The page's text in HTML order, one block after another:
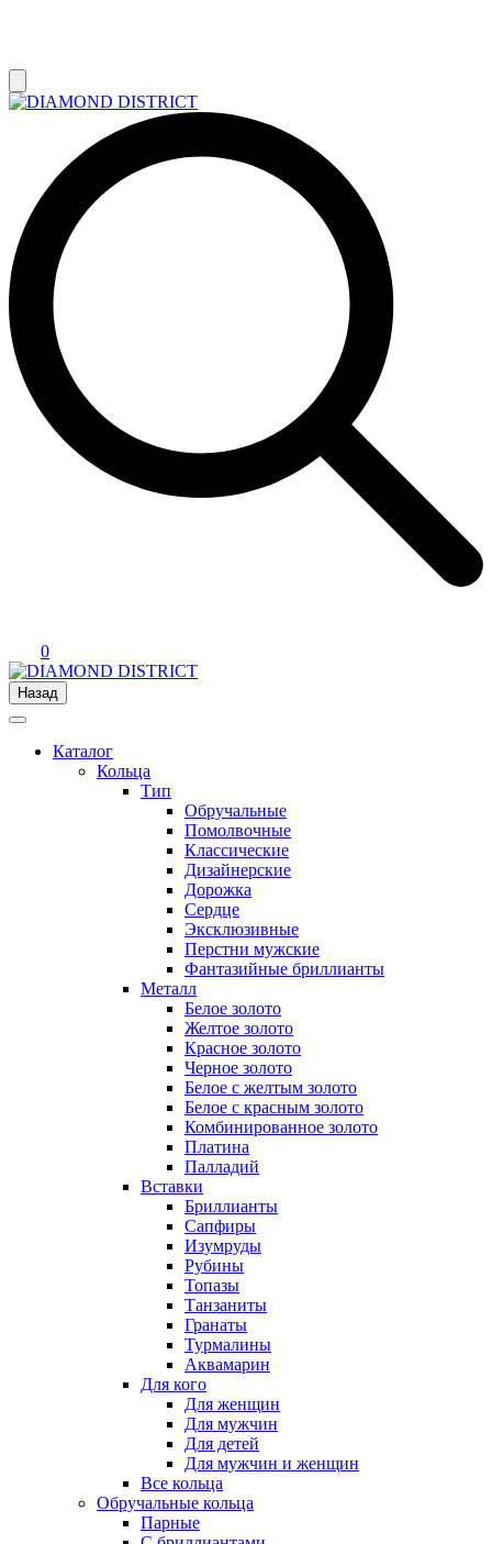
0
Назад
Каталог
Кольца
Тип
Обручальные
Помолвочные
Классические
Дизайнерские
Дорожка
Сердце
Эксклюзивные
Перстни мужские
Фантазийные бриллианты
Металл
Белое золото
Желтое золото
Красное золото
Черное золото
Белое с желтым золото
Белое с красным золото
Комбинированное золото
Платина
Палладий
Вставки
Бриллианты
Сапфиры
Изумруды
Рубины
Топазы
Танзаниты
Гранаты
Турмалины
Аквамарин
Для кого
Для женщин
Для мужчин
Для детей
Для мужчин и женщин
Все кольца
Обручальные кольца
Парные